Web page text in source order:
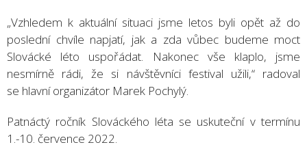
„Vzhledem k aktuální situaci jsme letos byli opět až do
poslední chvíle napjatí, jak a zda vůbec budeme moct
Slovácké léto uspořádat. Nakonec vše klaplo, jsme
nesmírně rádi, že si návštěvníci festival užili,“ radoval
se hlavní organizátor Marek Pochylý.
Patnáctý ročník Slováckého léta se uskuteční v termínu
1.-10. července 2022.